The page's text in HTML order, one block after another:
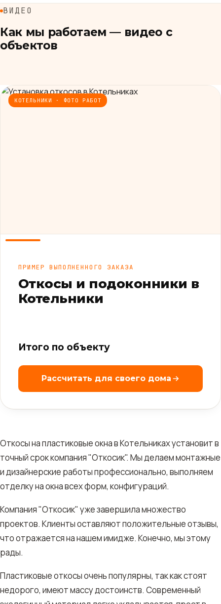
ВИДЕО
Как мы работаем — видео с
объектов
КОТЕЛЬНИКИ · ФОТО РАБОТ
ПРИМЕР ВЫПОЛНЕННОГО ЗАКАЗА
Откосы и подоконники в
Котельники
Итого по объекту
Рассчитать для своего дома
Откосы на пластиковые окна в Котельниках установит в
точный срок компания "Откосик". Мы делаем монтажные
и дизайнерские работы профессионально, выполняем
отделку на окна всех форм, конфигураций.
Компания "Откосик" уже завершила множество
проектов. Клиенты оставляют положительные отзывы,
что отражается на нашем имидже. Конечно, мы этому
рады.
Пластиковые откосы очень популярны, так как стоят
недорого, имеют массу достоинств. Современный